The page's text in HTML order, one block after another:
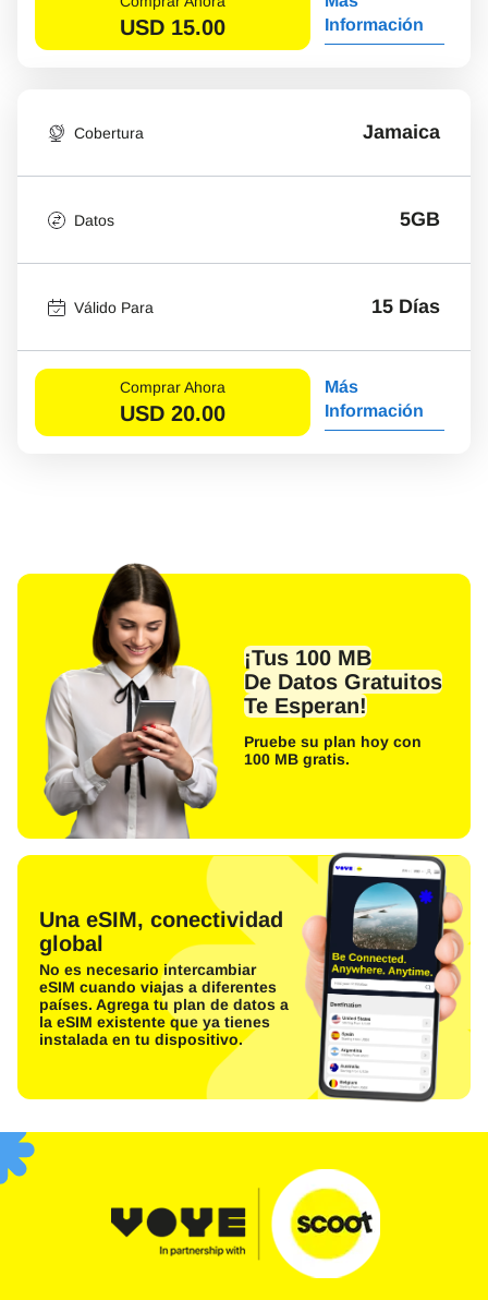
USD 15.00
Información
Cobertura Jamaica
Datos 5GB
Válido Para 15 Días
Comprar Ahora
USD 20.00
Más
Información
¡Tus 100 MB
De Datos Gratuitos
Te Esperan!
Pruebe su plan hoy con
100 MB gratis.
Una eSIM, conectividad
global
No es necesario intercambiar
eSIM cuando viajas a diferentes
países. Agrega tu plan de datos a
la eSIM existente que ya tienes
instalada en tu dispositivo.